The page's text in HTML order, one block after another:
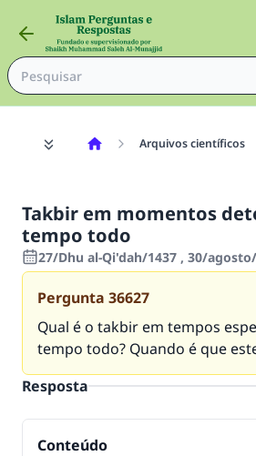
Arquivos científicos
Takbir em momentos
tempo todo
27/Dhu al-Qi'dah/1437 , 30/
Pergunta 36627
Qual é o takbir em tempos
tempo todo? Quando é que
Resposta
Conteúdo